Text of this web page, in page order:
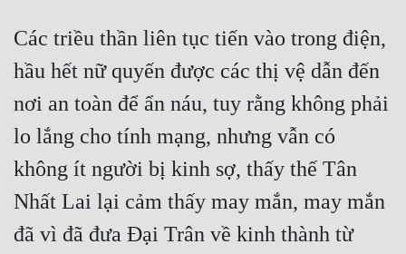
Các triều thần liên tục tiến vào trong điện,
hầu hết nữ quyến được các thị vệ dẫn đến
nơi an toàn để ẩn náu, tuy rằng không phải
lo lắng cho tính mạng, nhưng vẫn có
không ít người bị kinh sợ, thấy thế Tân
Nhất Lai lại cảm thấy may mắn, may mắn
đã vì đã đưa Đại Trân về kinh thành từ